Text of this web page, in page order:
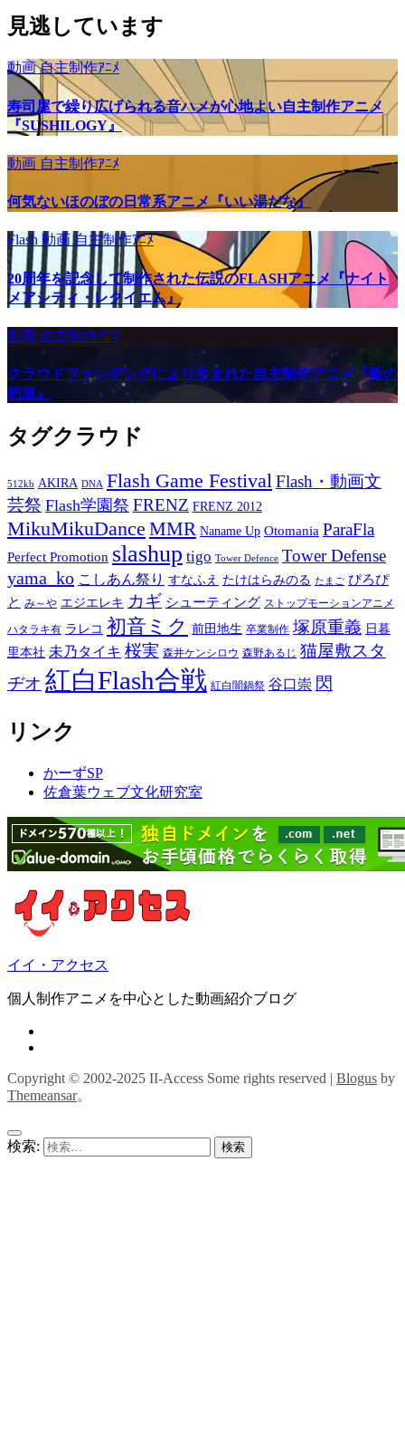
見逃しています
動画自主制作ｱﾆﾒ
寿司屋で繰り広げられる音ハメが心地よい自主制作アニメ
『SUSHILOGY』
動画 自主制作ｱﾆﾒ
何気ないほのぼの日常系アニメ『いい湯だな』
Flash 動画自主制作ｱﾆﾒ
20周年を記念して制作された伝説のFLASHアニメ『ナイト
メアシティ・レクイエム』
動画 自主制作ｱﾆﾒ
クラウドファンデングにより生まれた自主制作アニメ『藍の
約束』
タグクラウド
512kb AKIRA DNA Flash Game FestivalFlash・動画文
芸祭 Flash学園祭 FRENZ FRENZ 2012
MikuMikuDance MMR Naname Up Otomania ParaFla
Perfect Promotion slashup tigo Tower Defence Tower Defense
yama_ko こしあん祭り すなふえ たけはらみのる たまご ぴろぴ
と み～や エジエレキ カギ シューティング ストップモーションアニメ
ハタラキ有 ラレコ 初音ミク 前田地生 卒業制作 塚原重義 日暮
里本社 未乃タイキ 桜実 森井ケンシロウ 森野あるじ 猫屋敷スタ
ヂオ 紅白Flash合戦 紅白闇鍋祭 谷口崇 閃
リンク
かーずSP
佐倉葉ウェブ文化研究室
イイ・アクセス
個人制作アニメを中心とした動画紹介ブログ
Copyright © 2002-2025 II-Access Some rights reserved | Blogus by
Themeansar。
検索: